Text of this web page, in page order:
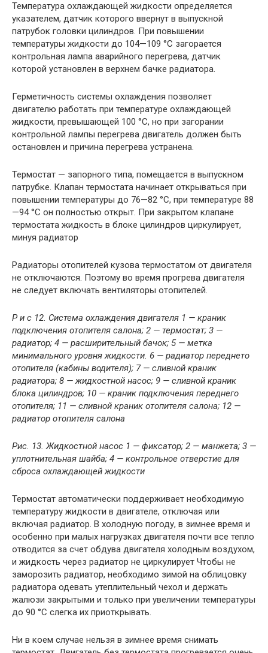
Температура охлаждающей жидкости определяется
указателем, датчик которого ввернут в выпускной
патрубок головки цилиндров. При повышении
температуры жидкости до 104—109 °С загорается
контрольная лампа аварийного перегрева, датчик
которой установлен в верхнем бачке радиатора.
Герметичность системы охлаждения позволяет
двигателю работать при температуре охлаждающей
жидкости, превышающей 100 °С, но при загорании
контрольной лампы перегрева двигатель должен быть
остановлен и причина перегрева устранена.
Термостат — запорного типа, помещается в выпускном
патрубке. Клапан термостата начинает открываться при
повышении температуры до 76—82 °С, при температуре 88
—94 °С он полностью открыт. При закрытом клапане
термостата жидкость в блоке цилиндров циркулирует,
минуя радиатор
Радиаторы отопителей кузова термостатом от двигателя
не отключаются. Поэтому во время прогрева двигателя
не следует включать вентиляторы отопителей.
Р и с 12. Система охлаждения двигателя 1 — краник
подключения отопителя салона; 2 — термостат; 3 —
радиатор; 4 — расширительный бачок; 5 — метка
минимального уровня жидкости. 6 — радиатор переднето
отопителя (кабины водителя); 7 — сливной краник
радиатора; 8 — жидкостной насос; 9 — сливной краник
блока цилиндров; 10 — краник подключения переднего
отопителя; 11 — сливной краник отопителя салона; 12 —
радиатор отопителя салона
Рис. 13. Жидкостной насос 1 — фиксатор; 2 — манжета; 3 —
уплотнительная шайба; 4 — контрольное отверстие для
сброса охлаждающей жидкости
Термостат автоматически поддерживает необходимую
температуру жидкости в двигателе, отключая или
включая радиатор. В холодную погоду, в зимнее время и
особенно при малых нагрузках двигателя почти все тепло
отводится за счет обдува двигателя холодным воздухом,
и жидкость через радиатор не циркулирует Чтобы не
заморозить радиатор, необходимо зимой на облицовку
радиатора одевать утеплительный чехол и держать
жалюзи закрытыми и только при увеличении температуры
до 90 °С слегка их приоткрывать.
Ни в коем случае нельзя в зимнее время снимать